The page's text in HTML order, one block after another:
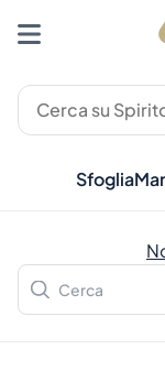
Sfoglia